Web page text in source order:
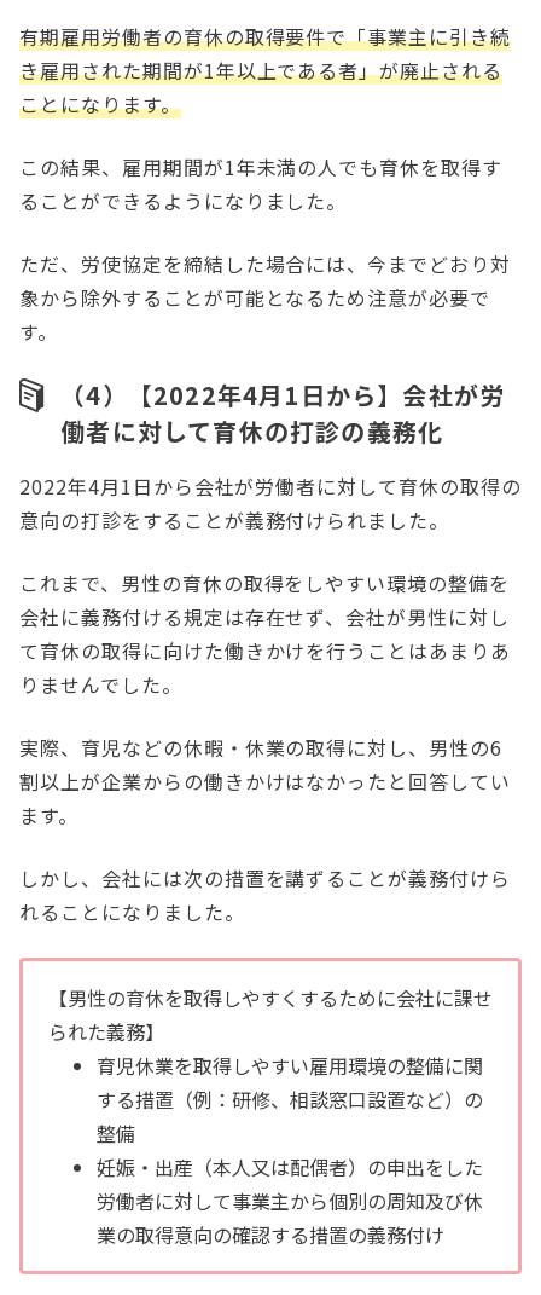
有期雇用労働者の育休の取得要件で「事業主に引き続
き雇用された期間が1年以上である者」が廃止される
ことになります。
この結果、雇用期間が1年未満の人でも育休を取得す
ることができるようになりました。
ただ、労使協定を締結した場合には、今までどおり対
象から除外することが可能となるため注意が必要で
す。
（4）【2022年4月1日から】会社が労
働者に対して育休の打診の義務化
2022年4月1日から会社が労働者に対して育休の取得の
意向の打診をすることが義務付けられました。
これまで、男性の育休の取得をしやすい環境の整備を
会社に義務付ける規定は存在せず、会社が男性に対し
て育休の取得に向けた働きかけを行うことはあまりあ
りませんでした。
実際、育児などの休暇・休業の取得に対し、男性の6
割以上が企業からの働きかけはなかったと回答してい
ます。
しかし、会社には次の措置を講ずることが義務付けら
れることになりました。
【男性の育休を取得しやすくするために会社に課せ
られた義務】
育児休業を取得しやすい雇用環境の整備に関
する措置（例：研修、相談窓口設置など）の
整備
妊娠・出産（本人又は配偶者）の申出をした
労働者に対して事業主から個別の周知及び休
業の取得意向の確認する措置の義務付け